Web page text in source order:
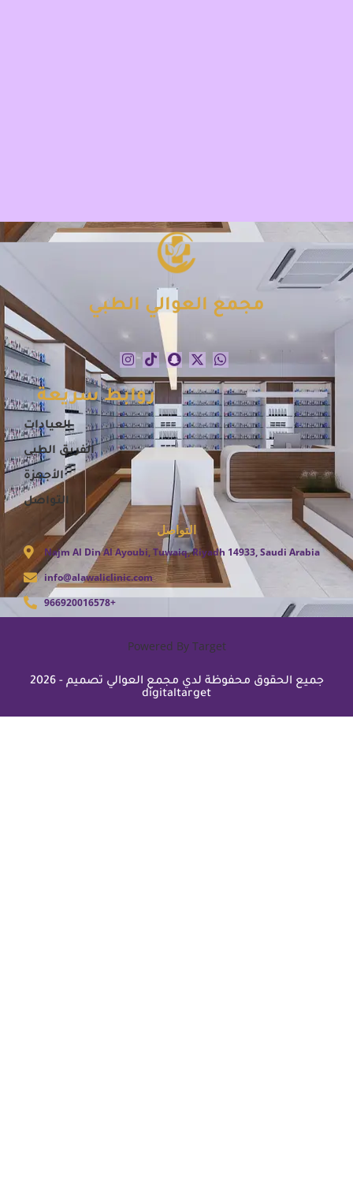
مجمع العوالي الطبي
روابط سريعة
العيادات
الفريق الطبي
الأجهزة
التواصل
التواصل
Najm Al Din Al Ayoubi, Tuwaiq, Riyadh 14933, Saudi Arabia
info@alawaliclinic.com
966920016578+
Powered By Target
2026 - جميع الحقوق محفوظة لدي مجمع العوالي تصميم
digitaltarget